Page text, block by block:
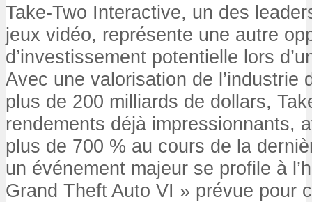
Take-Two Interactive, un des
jeux vidéo, représente une autre
d’investissement potentielle lors
Avec une valorisation de l’industrie
plus de 200 milliards de dollars,
rendements déjà impressionnants,
plus de 700 % au cours de la
un événement majeur se profile à
Grand Theft Auto VI » prévue pour